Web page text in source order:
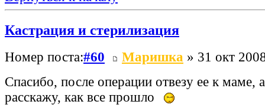
Кастрация и стерилизация
Номер поста:#60 Маришка » 31 окт
Спасибо, после операции отвезу ее к маме,
расскажу, как все прошло